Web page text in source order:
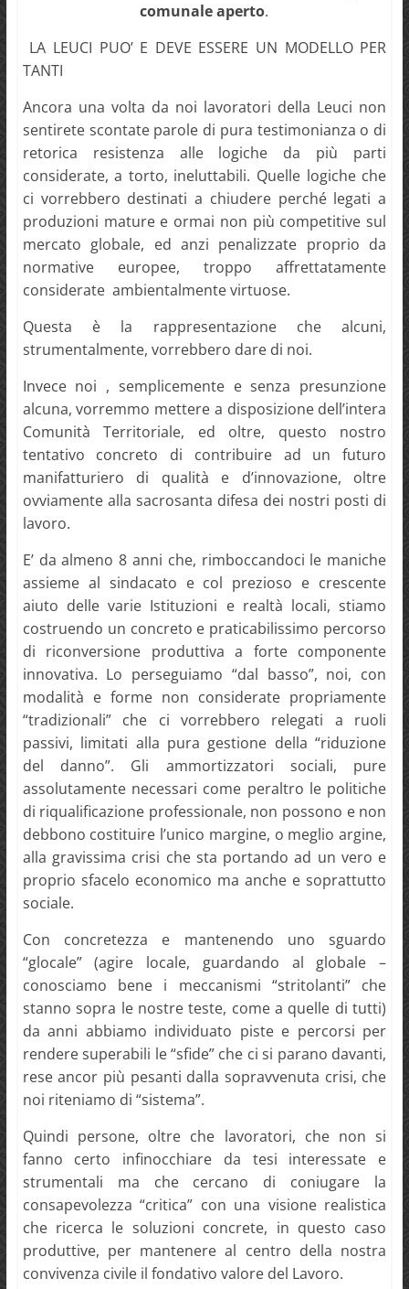
comunale aperto.
LA LEUCI PUO’ E DEVE ESSERE UN MODELLO PER
TANTI
Ancora una volta da noi lavoratori della Leuci non
sentirete scontate parole di pura testimonianza o di
retorica resistenza alle logiche da più parti
considerate, a torto, ineluttabili. Quelle logiche che
ci vorrebbero destinati a chiudere perché legati a
produzioni mature e ormai non più competitive sul
mercato globale, ed anzi penalizzate proprio da
normative europee, troppo affrettatamente
considerate ambientalmente virtuose.
Questa è la rappresentazione che alcuni,
strumentalmente, vorrebbero dare di noi.
Invece noi , semplicemente e senza presunzione
alcuna, vorremmo mettere a disposizione dell’intera
Comunità Territoriale, ed oltre, questo nostro
tentativo concreto di contribuire ad un futuro
manifatturiero di qualità e d’innovazione, oltre
ovviamente alla sacrosanta difesa dei nostri posti di
lavoro.
E’ da almeno 8 anni che, rimboccandoci le maniche
assieme al sindacato e col prezioso e crescente
aiuto delle varie Istituzioni e realtà locali, stiamo
costruendo un concreto e praticabilissimo percorso
di riconversione produttiva a forte componente
innovativa. Lo perseguiamo “dal basso”, noi, con
modalità e forme non considerate propriamente
“tradizionali” che ci vorrebbero relegati a ruoli
passivi, limitati alla pura gestione della “riduzione
del danno”. Gli ammortizzatori sociali, pure
assolutamente necessari come peraltro le politiche
di riqualificazione professionale, non possono e non
debbono costituire l’unico margine, o meglio argine,
alla gravissima crisi che sta portando ad un vero e
proprio sfacelo economico ma anche e soprattutto
sociale.
Con concretezza e mantenendo uno sguardo
“glocale” (agire locale, guardando al globale –
conosciamo bene i meccanismi “stritolanti” che
stanno sopra le nostre teste, come a quelle di tutti)
da anni abbiamo individuato piste e percorsi per
rendere superabili le “sfide” che ci si parano davanti,
rese ancor più pesanti dalla sopravvenuta crisi, che
noi riteniamo di “sistema”.
Quindi persone, oltre che lavoratori, che non si
fanno certo infinocchiare da tesi interessate e
strumentali ma che cercano di coniugare la
consapevolezza “critica” con una visione realistica
che ricerca le soluzioni concrete, in questo caso
produttive, per mantenere al centro della nostra
convivenza civile il fondativo valore del Lavoro.